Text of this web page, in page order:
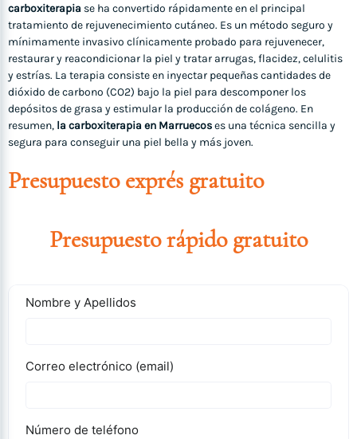
carboxiterapia se ha convertido rápidamente en el principal
tratamiento de rejuvenecimiento cutáneo. Es un método seguro y
mínimamente invasivo clínicamente probado para rejuvenecer,
restaurar y reacondicionar la piel y tratar arrugas, flacidez, celulitis
y estrías. La terapia consiste en inyectar pequeñas cantidades de
dióxido de carbono (CO2) bajo la piel para descomponer los
depósitos de grasa y estimular la producción de colágeno. En
resumen, la carboxiterapia en Marruecoses una técnica sencilla y
segura para conseguir una piel bella y más joven.
Presupuesto exprés gratuito
Presupuesto rápido gratuito